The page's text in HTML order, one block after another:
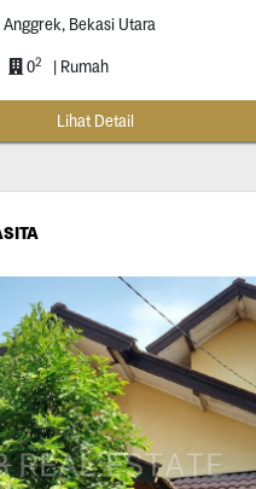
Anggrek, Bekasi Utara
02 | Rumah
Lihat Detail